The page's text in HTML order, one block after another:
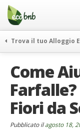
Menu
Salta
contenuto
Offerte Speciali
Regali
FAQ
Chi Siamo
Partner
Trova il tuo Alloggio
itinerari
curiosità
vivere e viaggiare
Come
Farfalle?
Fiori da
Pubblicato ilagosto 18,